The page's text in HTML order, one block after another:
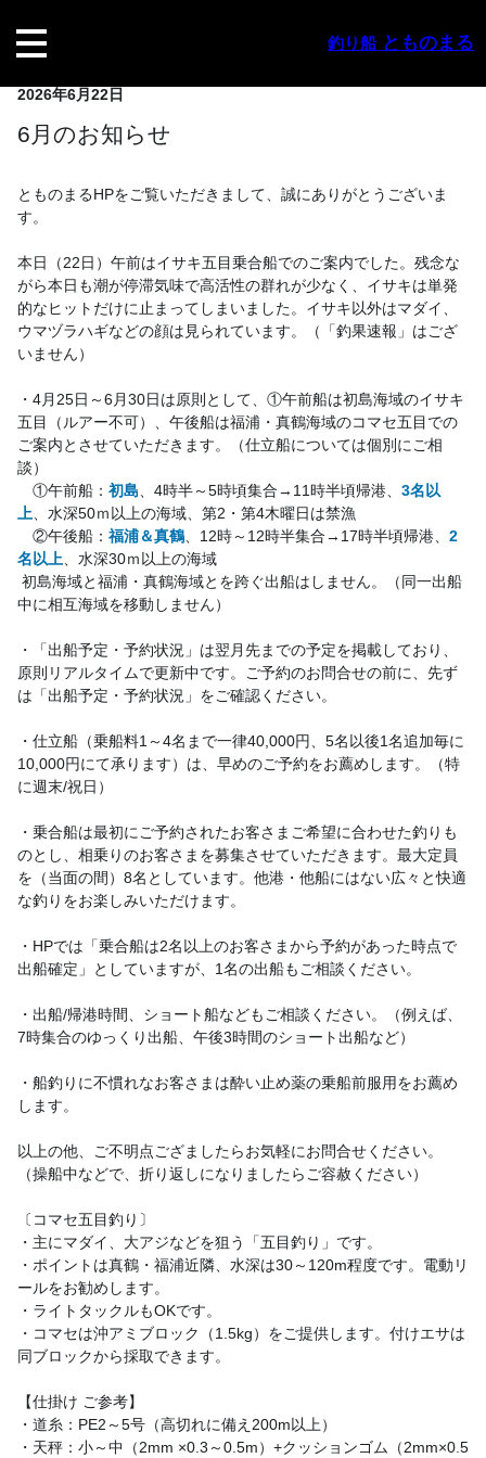
釣り船とものまる
2026年6月22日
6月のお知らせ
とものまるHPをご覧いただきまして、誠にありがとうございま
す。
本日（22日）午前はイサキ五目乗合船でのご案内でした。残念な
がら本日も潮が停滞気味で高活性の群れが少なく、イサキは単発
的なヒットだけに止まってしまいました。イサキ以外はマダイ、
ウマヅラハギなどの顔は見られています。（「釣果速報」はござ
いません）
・4月25日～6月30日は原則として、①午前船は初島海域のイサキ
五目（ルアー不可）、午後船は福浦・真鶴海域のコマセ五目での
ご案内とさせていただきます。（仕立船については個別にご相
談）
①午前船： 初島 、4時半～5時頃集合→11時半頃帰港、 3名以
上 、水深50ｍ以上の海域、第2・第4木曜日は禁漁
②午後船： 福浦＆真鶴 、12時～12時半集合→17時半頃帰港、 2
名以上 、水深30ｍ以上の海域
中に相互海域を移動しません）
・「出船予定・予約状況」は翌月先までの予定を掲載しており、
原則リアルタイムで更新中です。ご予約のお問合せの前に、先ず
は「出船予定・予約状況」をご確認ください。
・仕立船（乗船料1～4名まで一律40,000円、5名以後1名追加毎に
10,000円にて承ります）は、早めのご予約をお薦めします。（特
に週末/祝日）
・乗合船は最初にご予約されたお客さまご希望に合わせた釣りも
のとし、相乗りのお客さまを募集させていただきます。最大定員
を（当面の間）8名としています。他港・他船にはない広々と快適
な釣りをお楽しみいただけます。
・HPでは「乗合船は2名以上のお客さまから予約があった時点で
出船確定」としていますが、1名の出船もご相談ください。
・出船/帰港時間、ショート船などもご相談ください。（例えば、
7時集合のゆっくり出船、午後3時間のショート出船など）
・船釣りに不慣れなお客さまは酔い止め薬の乗船前服用をお薦め
します。
以上の他、ご不明点ござましたらお気軽にお問合せください。
（操船中などで、折り返しになりましたらご容赦ください）
〔コマセ五目釣り〕
・主にマダイ、大アジなどを狙う「五目釣り」です。
・ポイントは真鶴・福浦近隣、水深は30～120m程度です。電動リ
ールをお勧めします。
・ライトタックルもOKです。
・コマセは沖アミブロック（1.5kg）をご提供します。付けエサは
同ブロックから採取できます。
【仕掛け ご参考】
・道糸：PE2～5号（高切れに備え200m以上）
・天秤：小～中（2mm ×0.3～0.5m）+クッションゴム（2mm×0.5